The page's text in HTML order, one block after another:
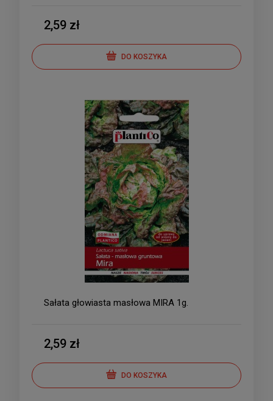
2,59 zł
DO KOSZYKA
Sałata głowiasta masłowa MIRA 1g.
2,59 zł
DO KOSZYKA